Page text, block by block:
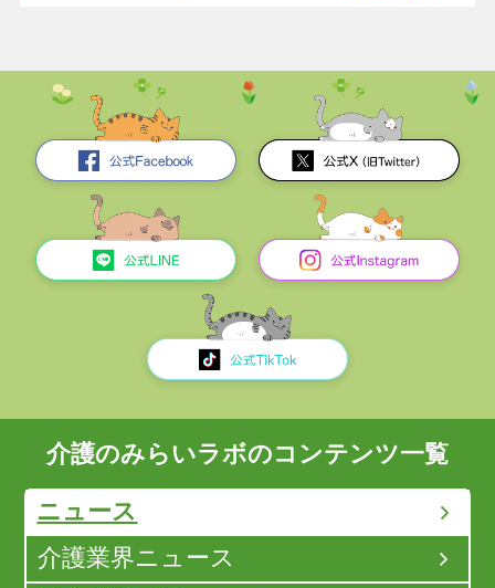
介護のみらいラボのコンテンツ一覧
ニュース
介護業界ニュース